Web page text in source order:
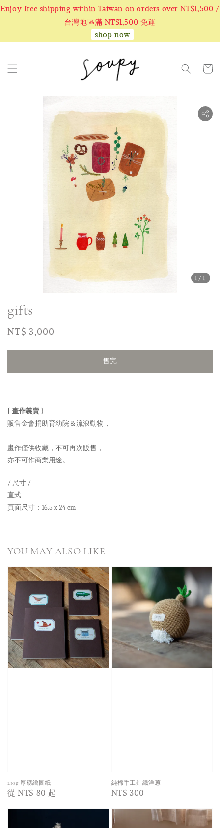
Enjoy free shipping within Taiwan on orders over NT$1,500 /
台灣地區滿 NT$1,500 免運
shop now
1 /1
gifts
Regular
NT$ 3,000
售完
{ 畫作義賣 }
販售金會捐助育幼院＆流浪動物，
畫作僅供收藏，不可再次販售，
亦不可作商業用途。
/ 尺寸 /
直式
頁面尺寸：16.5 x 24 cm
YOU MAY ALSO LIKE
210g 厚磅繪圖紙
Regular
從NT$ 80 起
純棉手工針織洋蔥
Regular
NT$ 300